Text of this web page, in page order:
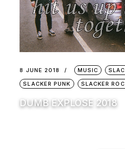
8 JUNE 2018 MUSIC
SLACKER PUNK
SLACKER
DUMB EXPLOSE 2018